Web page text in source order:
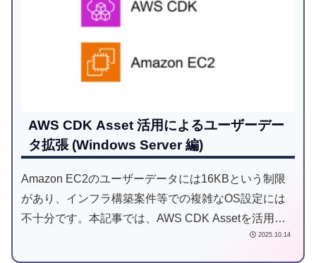
AWS CDK Asset 活用によるユーザーデー
タ拡張 (Windows Server 編)
Amazon EC2のユーザーデータには16KBという制限
があり、インフラ構築案件等での複雑なOS設定には
不十分です。本記事では、AWS CDK Assetを活用し
て、この制限を回避するアーキテクチャの実装方法を
2025.10.14